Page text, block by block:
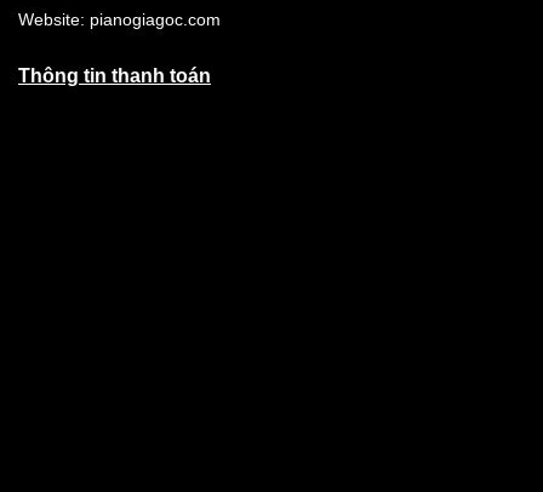
Website: pianogiagoc.com
Thông tin thanh toán